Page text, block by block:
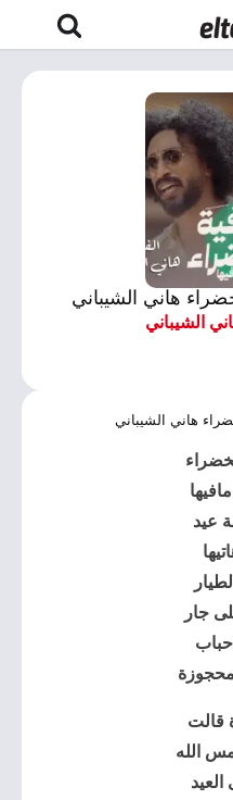
هاني الشيباني
الشيباني
هاني الشيباني
عيد
جار
قالت
الله
العيد